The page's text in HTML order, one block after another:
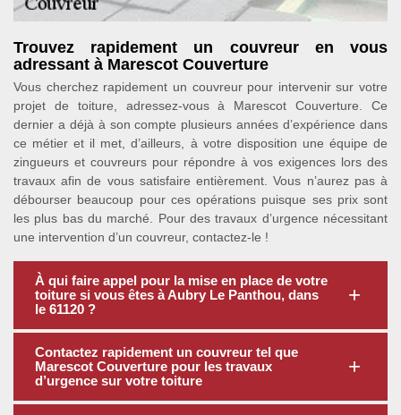
Trouvez rapidement un couvreur en vous
adressant à Marescot Couverture
Vous cherchez rapidement un couvreur pour intervenir sur votre
projet de toiture, adressez-vous à Marescot Couverture. Ce
dernier a déjà à son compte plusieurs années d’expérience dans
ce métier et il met, d’ailleurs, à votre disposition une équipe de
zingueurs et couvreurs pour répondre à vos exigences lors des
travaux afin de vous satisfaire entièrement. Vous n’aurez pas à
débourser beaucoup pour ces opérations puisque ses prix sont
les plus bas du marché. Pour des travaux d’urgence nécessitant
une intervention d’un couvreur, contactez-le !
À qui faire appel pour la mise en place de votre
toiture si vous êtes à Aubry Le Panthou, dans
le 61120 ?
Contactez rapidement un couvreur tel que
Marescot Couverture pour les travaux
d’urgence sur votre toiture